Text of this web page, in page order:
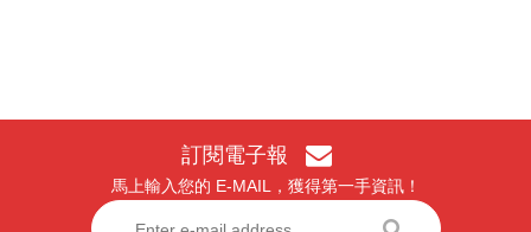
訂閱電子報
馬上輸入您的 E-MAIL，獲得第一手資訊！